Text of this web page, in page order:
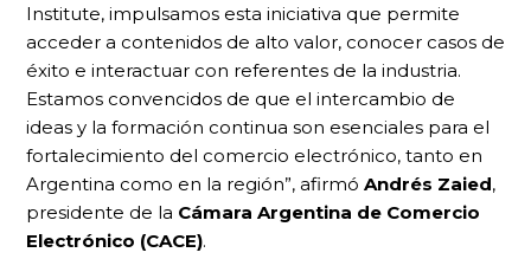
Institute, impulsamos esta iniciativa que permite
acceder a contenidos de alto valor, conocer casos de
éxito e interactuar con referentes de la industria.
Estamos convencidos de que el intercambio de
ideas y la formación continua son esenciales para el
fortalecimiento del comercio electrónico, tanto en
Argentina como en la región”, afirmó Andrés Zaied,
presidente de la Cámara Argentina de Comercio
Electrónico (CACE).